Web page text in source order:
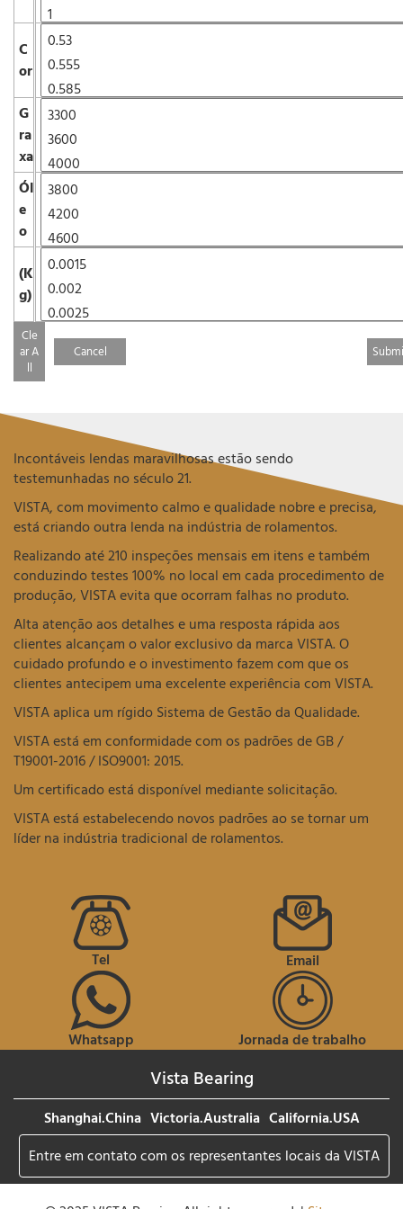
C
or
G
ra
xa
Ól
e
o
(K
g)
Cle
ar A
ll
Cancel
Incontáveis lendas maravilhosas estão sendo
testemunhadas no século 21.
VISTA, com movimento calmo e qualidade nobre e precisa,
está criando outra lenda na indústria de rolamentos.
Realizando até 210 inspeções mensais em itens e também
conduzindo testes 100% no local em cada procedimento de
produção, VISTA evita que ocorram falhas no produto.
Alta atenção aos detalhes e uma resposta rápida aos
clientes alcançam o valor exclusivo da marca VISTA. O
cuidado profundo e o investimento fazem com que os
clientes antecipem uma excelente experiência com VISTA.
VISTA aplica um rígido Sistema de Gestão da Qualidade.
VISTA está em conformidade com os padrões de GB /
T19001-2016 / ISO9001: 2015.
Um certificado está disponível mediante solicitação.
VISTA está estabelecendo novos padrões ao se tornar um
líder na indústria tradicional de rolamentos.
Tel Email
Whatsapp Jornada de trabalho
Vista Bearing
Shanghai.China Victoria.Australia California.USA
Entre em contato com os representantes locais da VISTA